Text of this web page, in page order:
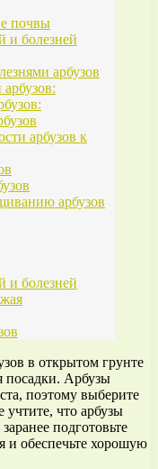
почвы
и болезней
арбузов
арбузов к
арбузов
и болезней
в открытом грунте
посадки. Арбузы
поэтому выберите
что арбузы
подготовьте
и обеспечьте хорошую